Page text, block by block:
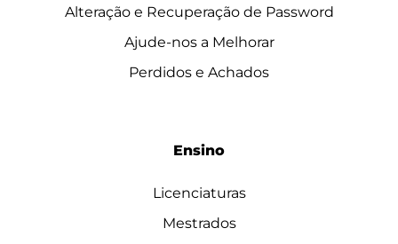
Alteração e Recuperação de Password
Ajude-nos a Melhorar
Perdidos e Achados
Ensino
Licenciaturas
Mestrados